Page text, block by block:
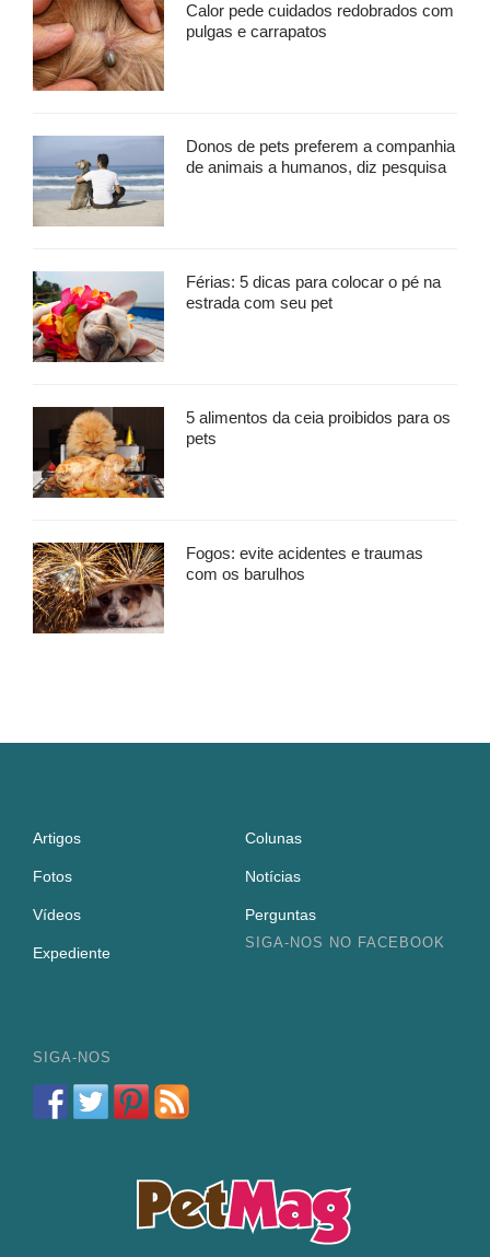
Calor pede cuidados redobrados com
pulgas e carrapatos
Donos de pets preferem a companhia
de animais a humanos, diz pesquisa
Férias: 5 dicas para colocar o pé na
estrada com seu pet
5 alimentos da ceia proibidos para os
pets
Fogos: evite acidentes e traumas
com os barulhos
Artigos Colunas
Fotos Notícias
Vídeos Perguntas
Expediente
SIGA-NOS NO FACEBOOK
SIGA-NOS